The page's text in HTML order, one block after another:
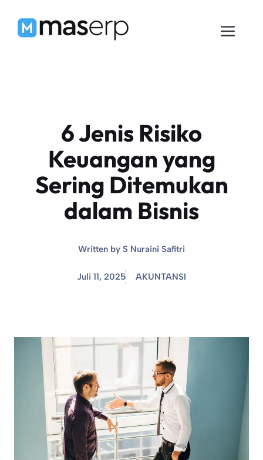
6 Jenis Risiko
Keuangan yang
Sering Ditemukan
dalam Bisnis
Written by S Nuraini Safitri
Juli 11, 2025 AKUNTANSI